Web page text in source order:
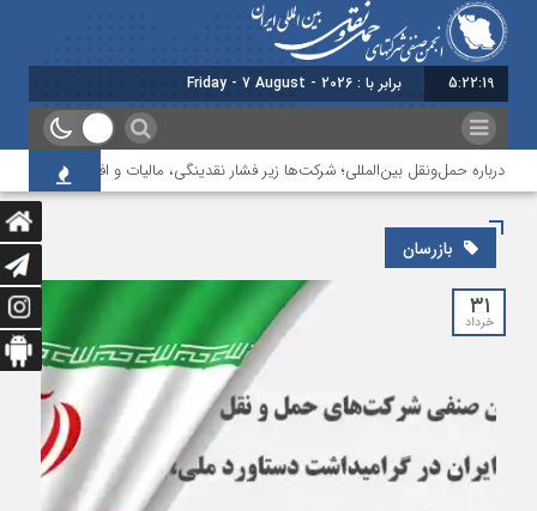
5:22:19 برابر با : Friday - 7 August - 2026
درباره حمل‌ونقل بین‌المللی؛ شرکت‌ها زیر فشار نقدینگی، مالیات و افت عملیات
بازرسان
۳۱
خرداد